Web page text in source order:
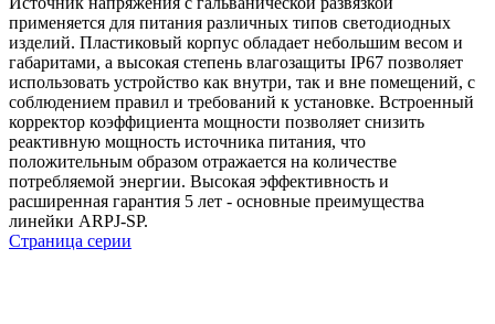
применяется для питания различных типов светодиодных
изделий. Пластиковый корпус обладает небольшим весом и
габаритами, а высокая степень влагозащиты IP67 позволяет
использовать устройство как внутри, так и вне помещений, с
соблюдением правил и требований к установке. Встроенный
корректор коэффициента мощности позволяет снизить
реактивную мощность источника питания, что
положительным образом отражается на количестве
потребляемой энергии. Высокая эффективность и
расширенная гарантия 5 лет - основные преимущества
линейки ARPJ-SP.
Страница серии